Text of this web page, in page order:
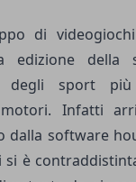
di
edizione della
sport più
motori. Infatti
dalla software
si è